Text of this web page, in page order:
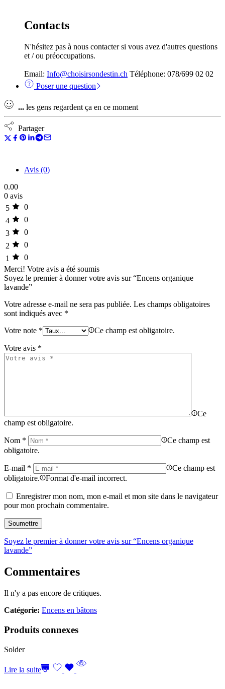
Contacts
N'hésitez pas à nous contacter si vous avez d'autres questions
et / ou préoccupations.
Email: Info@choisirsondestin.ch Téléphone: 078/699 02 02
Poser une question
... les gens regardent ça en ce moment
Partager
Avis (0)
0.00
0 avis
5
0
4
0
3
0
2
0
1
0
Merci! Votre avis a été soumis
Soyez le premier à donner votre avis sur “Encens organique
lavande”
Votre adresse e-mail ne sera pas publiée. Les champs obligatoires
sont indiqués avec *
Votre note * Ce champ est obligatoire.
Votre avis *
Ce
champ est obligatoire.
Nom *
Ce champ est
obligatoire.
E-mail *
Ce champ est
obligatoire.
Format d'e-mail incorrect.
Enregistrer mon nom, mon e-mail et mon site dans le navigateur
pour mon prochain commentaire.
Soyez le premier à donner votre avis sur “Encens organique
lavande”
Commentaires
Il n'y a pas encore de critiques.
Catégorie: Encens en bâtons
Produits connexes
Solder
Lire la suite